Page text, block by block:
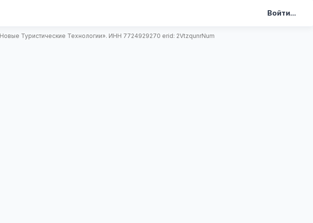
Войти...
Туристические Технологии». ИНН 7724929270 erid: 2VtzqunrNum